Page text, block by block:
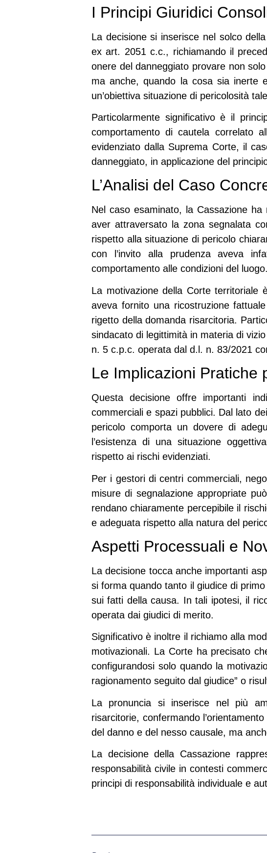
I Principi Giuridici
La decisione si inserisce nel solco
ex art. 2051 c.c., richiamando il
onere del danneggiato provare non
ma anche, quando la cosa sia inerte
un’obiettiva situazione di pericolosità
Particolarmente significativo è il
comportamento di cautela correlato
evidenziato dalla Suprema Corte, il
danneggiato, in applicazione del
L’Analisi del Caso
Nel caso esaminato, la Cassazione
aver attraversato la zona segnalata
rispetto alla situazione di pericolo
con l’invito alla prudenza aveva
comportamento alle condizioni del luogo.
La motivazione della Corte territoriale
aveva fornito una ricostruzione
rigetto della domanda risarcitoria.
sindacato di legittimità in materia di
n. 5 c.p.c. operata dal d.l. n. 83/2021
Le Implicazioni Pratiche
Questa decisione offre importanti
commerciali e spazi pubblici. Dal lato
pericolo comporta un dovere di
l’esistenza di una situazione
rispetto ai rischi evidenziati.
Per i gestori di centri commerciali,
misure di segnalazione appropriate
rendano chiaramente percepibile il
e adeguata rispetto alla natura del
Aspetti Processuali e
La decisione tocca anche importanti
si forma quando tanto il giudice di
sui fatti della causa. In tali ipotesi, il
operata dai giudici di merito.
Significativo è inoltre il richiamo alla
motivazionali. La Corte ha precisato
configurandosi solo quando la
ragionamento seguito dal giudice” o
La pronuncia si inserisce nel più
risarcitorie, confermando
del danno e del nesso causale, ma
La decisione della Cassazione
responsabilità civile in contesti
principi di responsabilità individuale e